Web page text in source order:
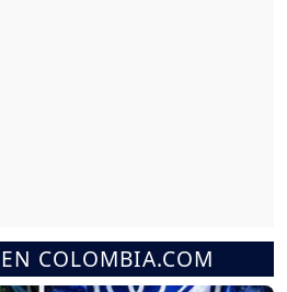
COLOMBIA.COM